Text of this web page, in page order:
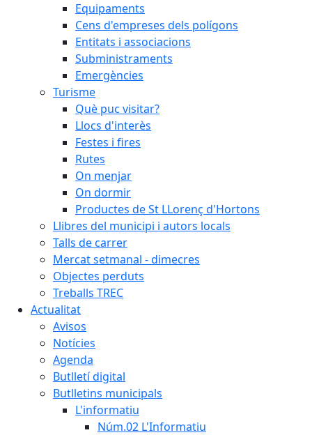
Equipaments
Cens d'empreses dels polígons
Entitats i associacions
Subministraments
Emergències
Turisme
Què puc visitar?
Llocs d'interès
Festes i fires
Rutes
On menjar
On dormir
Productes de St LLorenç d'Hortons
Llibres del municipi i autors locals
Talls de carrer
Mercat setmanal - dimecres
Objectes perduts
Treballs TREC
Actualitat
Avisos
Notícies
Agenda
Butlletí digital
Butlletins municipals
L'informatiu
Núm.02 L'Informatiu